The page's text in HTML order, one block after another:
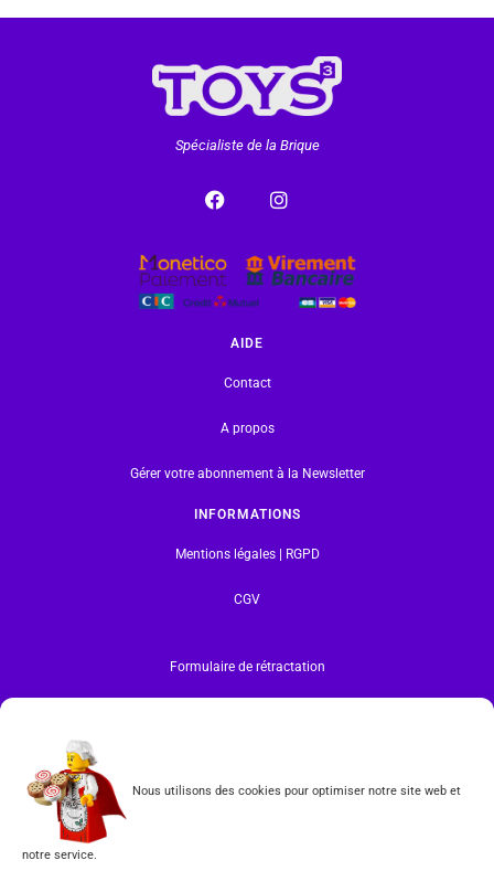
Nous utilisons des cookies pour optimiser notre site web et
notre service.
Spécialiste de la Brique
AIDE
Contact
A propos
Gérer votre abonnement à la Newsletter
INFORMATIONS
Mentions légales | RGPD
CGV
Formulaire de rétractation
en restent les propriétaires. Tous droits réservés.
INSCRIPTION À LA NEWSLETTER